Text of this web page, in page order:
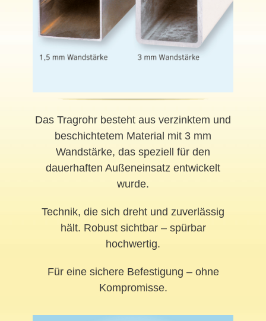
Das Tragrohr besteht aus verzinktem und
beschichtetem Material mit 3 mm
Wandstärke, das speziell für den
dauerhaften Außeneinsatz entwickelt
wurde.
Technik, die sich dreht und zuverlässig
hält. Robust sichtbar – spürbar
hochwertig.
Für eine sichere Befestigung – ohne
Kompromisse.